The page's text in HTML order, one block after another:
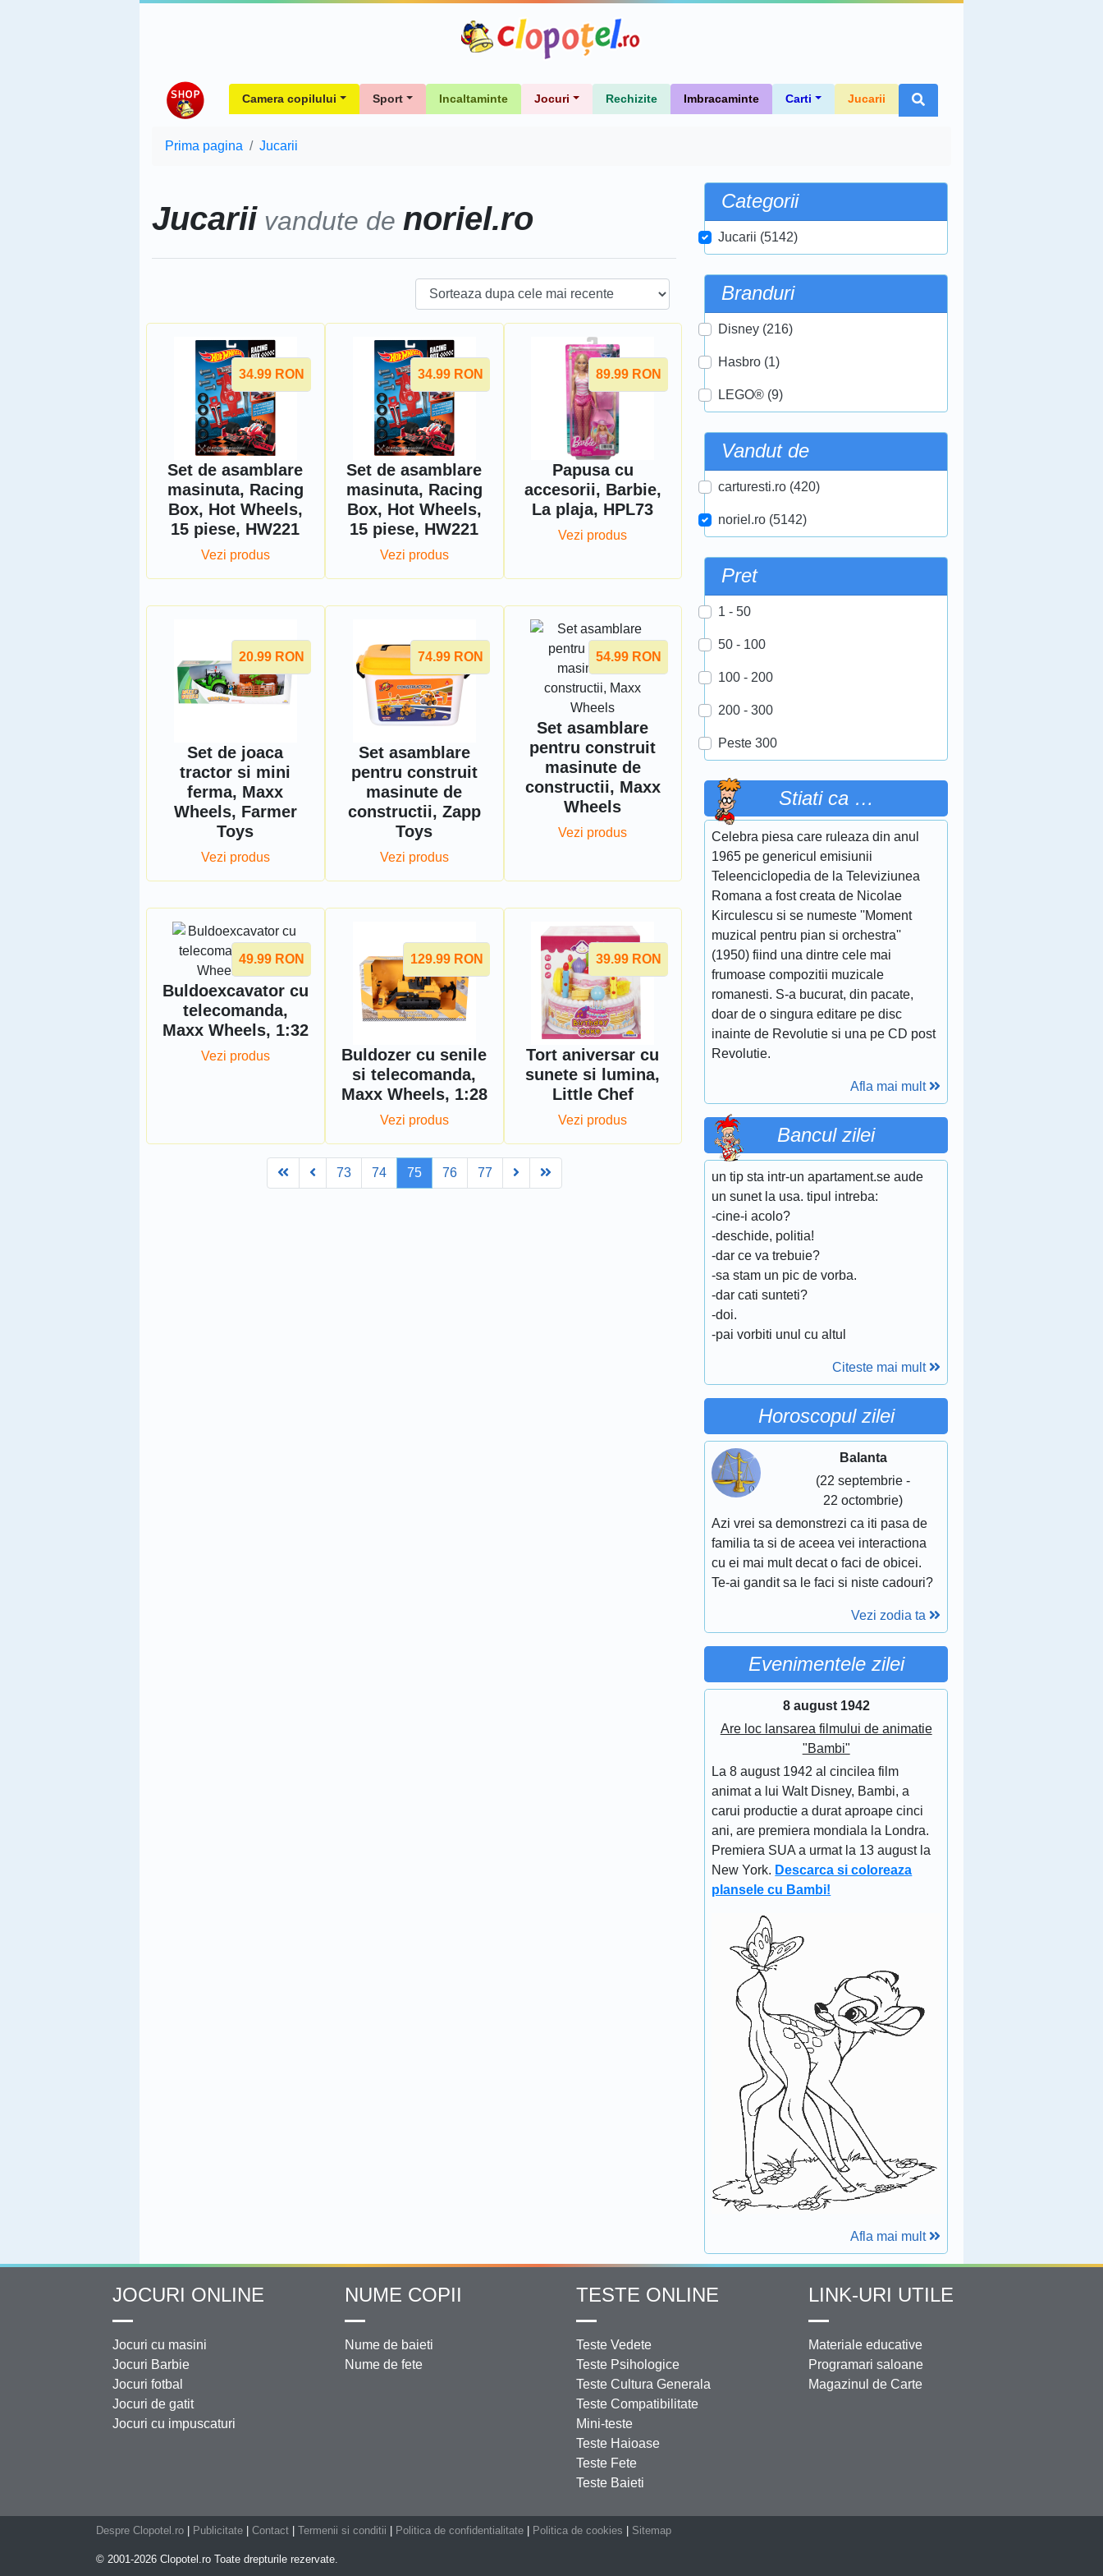
Camera copilului Sport Incaltaminte Jocuri Rechizite Imbracaminte Carti Jucarii
Prima pagina Jucarii
Jucarii vandute de noriel.ro
34.99 RON
Set de asamblare
masinuta, Racing
Box, Hot Wheels,
15 piese, HW221
Vezi produs
34.99 RON
Set de asamblare
masinuta, Racing
Box, Hot Wheels,
15 piese, HW221
Vezi produs
89.99 RON
Papusa cu
accesorii, Barbie,
La plaja, HPL73
Vezi produs
20.99 RON
Set de joaca
tractor si mini
ferma, Maxx
Wheels, Farmer
Toys
Vezi produs
74.99 RON
Set asamblare
pentru construit
masinute de
constructii, Zapp
Toys
Vezi produs
54.99 RON
Set asamblare
pentru construit
masinute de
constructii, Maxx
Wheels
Vezi produs
49.99 RON
Buldoexcavator cu
telecomanda,
Maxx Wheels, 1:32
Vezi produs
129.99 RON
Buldozer cu senile
si telecomanda,
Maxx Wheels, 1:28
Vezi produs
39.99 RON
Tort aniversar cu
sunete si lumina,
Little Chef
Vezi produs
FirstPrev73 74 75 76 77 Next Last
Categorii
Jucarii (5142)
Branduri
Disney (216)
Hasbro (1)
LEGO® (9)
Vandut de
carturesti.ro (420)
noriel.ro (5142)
Pret
1 - 50
50 - 100
100 - 200
200 - 300
Peste 300
Stiati ca …
Celebra piesa care ruleaza din anul
1965 pe genericul emisiunii
Teleenciclopedia de la Televiziunea
Romana a fost creata de Nicolae
Kirculescu si se numeste ''Moment
muzical pentru pian si orchestra''
(1950) fiind una dintre cele mai
frumoase compozitii muzicale
romanesti. S-a bucurat, din pacate,
doar de o singura editare pe disc
inainte de Revolutie si una pe CD post
Revolutie.
Afla mai mult
Bancul zilei
un tip sta intr-un apartament.se aude
un sunet la usa. tipul intreba:
-cine-i acolo?
-deschide, politia!
-dar ce va trebuie?
-sa stam un pic de vorba.
-dar cati sunteti?
-doi.
-pai vorbiti unul cu altul
Citeste mai mult
Horoscopul zilei
Balanta
(22 septembrie -
22 octombrie)
Azi vrei sa demonstrezi ca iti pasa de
familia ta si de aceea vei interactiona
cu ei mai mult decat o faci de obicei.
Te-ai gandit sa le faci si niste cadouri?
Vezi zodia ta
Evenimentele zilei
8 august 1942
Are loc lansarea filmului de animatie
"Bambi"
La 8 august 1942 al cincilea film
animat a lui Walt Disney, Bambi, a
carui productie a durat aproape cinci
ani, are premiera mondiala la Londra.
Premiera SUA a urmat la 13 august la
New York. Descarca si coloreaza
plansele cu Bambi!
Afla mai mult
JOCURI ONLINE
Jocuri cu masini
Jocuri Barbie
Jocuri fotbal
Jocuri de gatit
Jocuri cu impuscaturi
NUME COPII
Nume de baieti
Nume de fete
TESTE ONLINE
Teste Vedete
Teste Psihologice
Teste Cultura Generala
Teste Compatibilitate
Mini-teste
Teste Haioase
Teste Fete
Teste Baieti
LINK-URI UTILE
Materiale educative
Programari saloane
Magazinul de Carte
Despre Clopotel.ro Publicitate Contact Termenii si conditii Politica de confidentialitate Politica de cookies Sitemap
© 2001-2026 Clopotel.ro Toate drepturile rezervate.